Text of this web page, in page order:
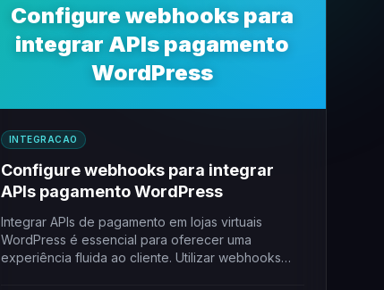
Configure webhooks para
integrar APIs pagamento
WordPress
INTEGRACAO
Configure webhooks para integrar
APIs pagamento WordPress
Integrar APIs de pagamento em lojas virtuais
WordPress é essencial para oferecer uma
experiência fluida ao cliente. Utilizar webhooks